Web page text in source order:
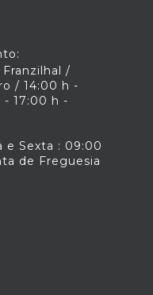
Franzilhal /
/ 14:00 h -
- 17:00 h -
e Sexta : 09:00
de Freguesia